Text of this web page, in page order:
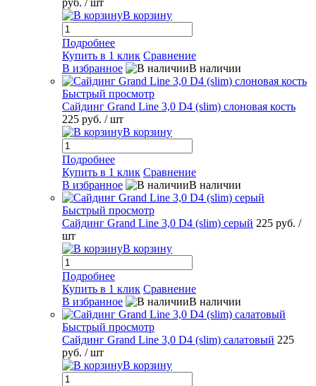
руб. / шт
В корзину
Подробнее
Купить в 1 клик Сравнение
В избранное
В наличии
Быстрый просмотр
Сайдинг Grand Line 3,0 D4 (slim) слоновая кость
225 руб. / шт
В корзину
Подробнее
Купить в 1 клик Сравнение
В избранное
В наличии
Быстрый просмотр
Сайдинг Grand Line 3,0 D4 (slim) серый 225 руб. /
шт
В корзину
Подробнее
Купить в 1 клик Сравнение
В избранное
В наличии
Быстрый просмотр
Сайдинг Grand Line 3,0 D4 (slim) салатовый 225
руб. / шт
В корзину